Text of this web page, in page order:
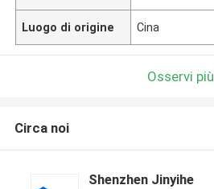
Luogo di origine Cina
Osservi più
Circa noi
Shenzhen Jinyihe